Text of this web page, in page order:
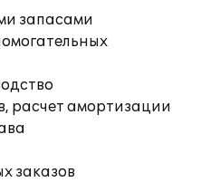
запасами
расчет амортизации
заказов